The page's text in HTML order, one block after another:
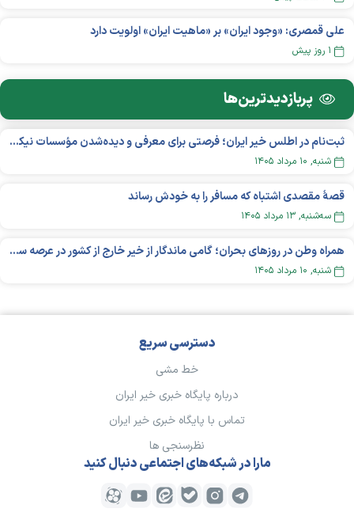
علی قمصری: «وجود ایران» بر «ماهیت ایران» اولویت دارد
۱ روز پیش
پربازدید‌ترین‌ها
ثبت‌نام در اطلس خیر ایران؛ فرصتی برای معرفی و دیده‌شدن مؤسسات نیکوکاری
شنبه, ۱۰ مرداد ۱۴۰۵
قصهٔ مقصدی اشتباه که مسافر را به خودش رساند
سه‌شنبه, ۱۳ مرداد ۱۴۰۵
همراه وطن در روزهای بحران؛ گامی ماندگار از خیر خارج از کشور در عرصه سلامت
شنبه, ۱۰ مرداد ۱۴۰۵
دسترسی سریع
خط مشی
درباره پایگاه خبری خیر ایران
تماس با پایگاه خبری خیر ایران
نظرسنجی ها
مارا در شبکه‌های اجتماعی دنبال کنید